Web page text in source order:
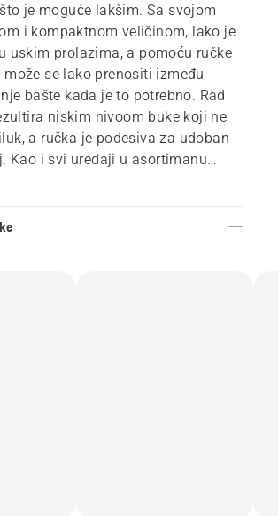
je moguće lakšim. Sa svojom
i kompaktnom veličinom, lako je
uskim prolazima, a pomoću ručke
se lako prenositi između
bašte kada je to potrebno. Rad
niskim nivoom buke koji ne
a ručka je podesiva za udoban
Kao i svi uređaji u asortimanu
kosačica se može sklopiti i